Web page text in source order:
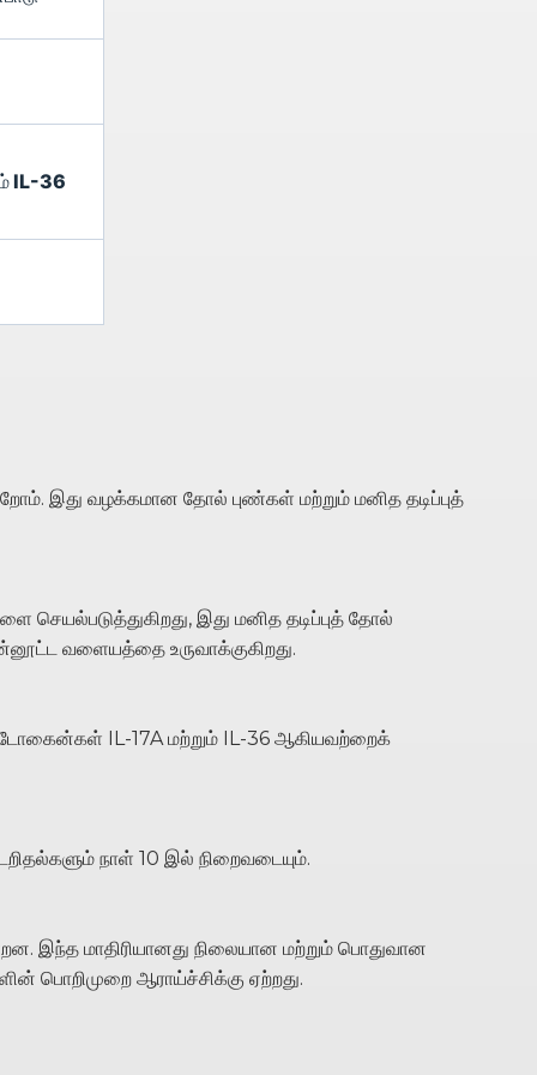
IL-36
இது வழக்கமான தோல் புண்கள் மற்றும் மனித தடிப்புத்
இது மனித தடிப்புத் தோல்
வளையத்தை உருவாக்குகிறது.
IL-17A மற்றும் IL-36 ஆகியவற்றைக்
நாள் 10 இல் நிறைவடையும்.
இந்த மாதிரியானது நிலையான மற்றும் பொதுவான
பொறிமுறை ஆராய்ச்சிக்கு ஏற்றது.